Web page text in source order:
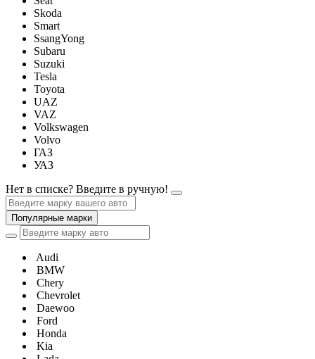
Skoda
Smart
SsangYong
Subaru
Suzuki
Tesla
Toyota
UAZ
VAZ
Volkswagen
Volvo
ГАЗ
УАЗ
Нет в списке? Введите в ручную!
Популярные марки
Audi
BMW
Chery
Chevrolet
Daewoo
Ford
Honda
Kia